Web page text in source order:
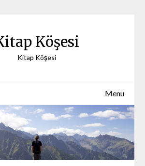
Köşesi
Kitap Köşesi
Menu